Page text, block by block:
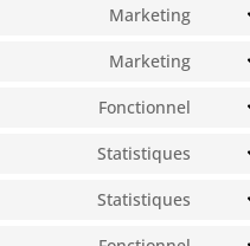
Marketing
Marketing
Fonctionnel
Statistiques
Statistiques